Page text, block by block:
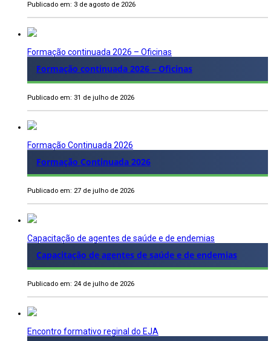
Publicado em: 3 de agosto de 2026
Formação continuada 2026 – Oficinas
Formação continuada 2026 – Oficinas
Publicado em: 31 de julho de 2026
Formação Continuada 2026
Formação Continuada 2026
Publicado em: 27 de julho de 2026
Capacitação de agentes de saúde e de endemias
Capacitação de agentes de saúde e de endemias
Publicado em: 24 de julho de 2026
Encontro formativo reginal do EJA